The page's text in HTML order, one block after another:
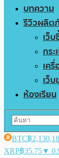
บทความ
รีวิวผลิ
เว็
กร
เค
เว็
ห้องเรียน
BTC฿
XRP฿35.75▼